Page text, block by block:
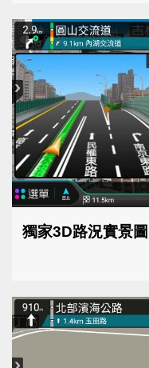
獨家3D路況實景